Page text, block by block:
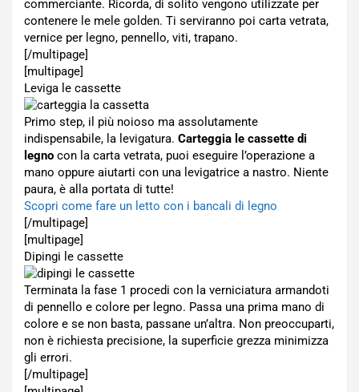
commerciante. Ricorda, di solito vengono utilizzate per
contenere le mele golden. Ti serviranno poi carta vetrata,
vernice per legno, pennello, viti, trapano.
[/multipage]
[multipage]
Leviga le cassette
Primo step, il più noioso ma assolutamente
indispensabile, la levigatura. Carteggia le cassette di
legno con la carta vetrata, puoi eseguire l’operazione a
mano oppure aiutarti con una levigatrice a nastro. Niente
paura, è alla portata di tutte!
Scopri come fare un letto con i bancali di legno
[/multipage]
[multipage]
Dipingi le cassette
Terminata la fase 1 procedi con la verniciatura armandoti
di pennello e colore per legno. Passa una prima mano di
colore e se non basta, passane un’altra. Non preoccuparti,
non è richiesta precisione, la superficie grezza minimizza
gli errori.
[/multipage]